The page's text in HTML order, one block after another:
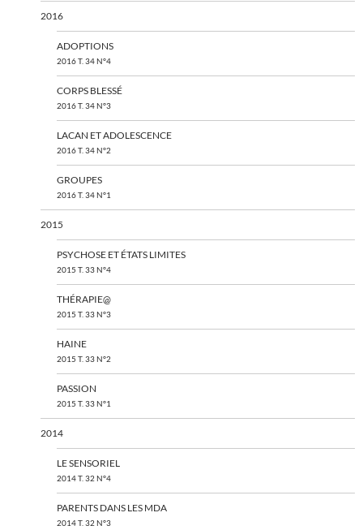
2016
ADOPTIONS
2016 T. 34 N°4
CORPS BLESSÉ
2016 T. 34 N°3
LACAN ET ADOLESCENCE
2016 T. 34 N°2
GROUPES
2016 T. 34 N°1
2015
PSYCHOSE ET ÉTATS LIMITES
2015 T. 33 N°4
THÉRAPIE@
2015 T. 33 N°3
HAINE
2015 T. 33 N°2
PASSION
2015 T. 33 N°1
2014
LE SENSORIEL
2014 T. 32 N°4
PARENTS DANS LES MDA
2014 T. 32 N°3